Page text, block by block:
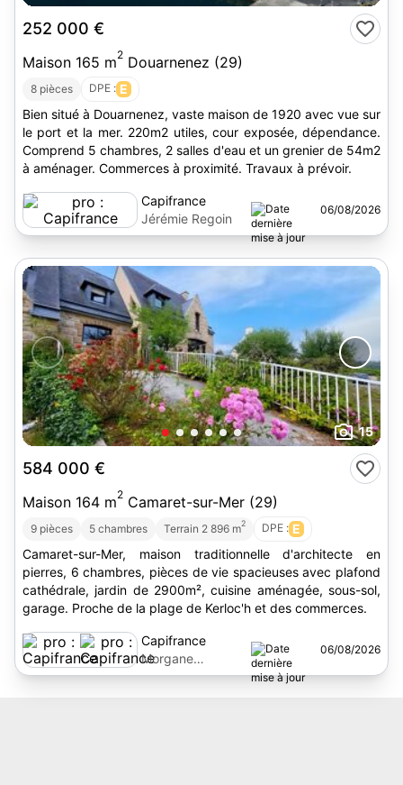
252 000 €
Maison 165 m2 Douarnenez (29)
8 pièces DPE : E
Bien situé à Douarnenez, vaste maison de 1920 avec vue sur
le port et la mer. 220m2 utiles, cour exposée, dépendance.
Comprend 5 chambres, 2 salles d'eau et un grenier de 54m2
à aménager. Commerces à proximité. Travaux à prévoir.
Capifrance
Jérémie Regoin
06/08/2026
15
584 000 €
Maison 164 m2 Camaret-sur-Mer (29)
9 pièces 5 chambres Terrain 2 896 m2 DPE : E
Camaret-sur-Mer, maison traditionnelle d'architecte en
pierres, 6 chambres, pièces de vie spacieuses avec plafond
cathédrale, jardin de 2900m², cuisine aménagée, sous-sol,
garage. Proche de la plage de Kerloc'h et des commerces.
Capifrance
Morgane
Calmettes
06/08/2026